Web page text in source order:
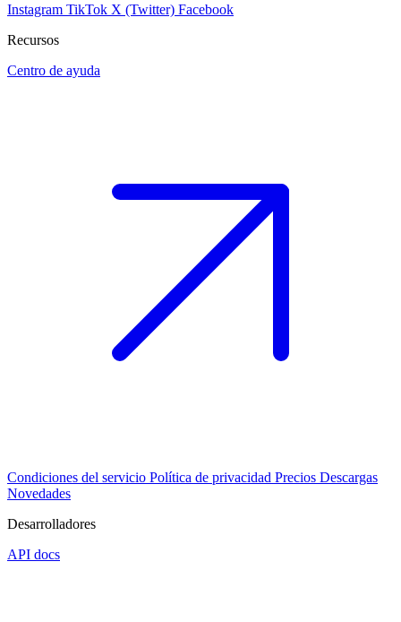
Instagram TikTok X (Twitter) Facebook
Recursos
Centro de ayuda
Condiciones del servicio Política de privacidad Precios Descargas
Novedades
Desarrolladores
API docs